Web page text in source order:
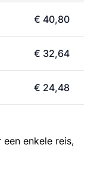
€ 40,80
€ 32,64
€ 24,48
enkele reis,